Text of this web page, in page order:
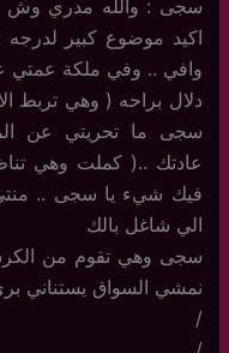
سجى : والله مدري وش
اكيد موضوع كبير
وافي .. وفي ملكة عمتي
دلال براحه ( وهي تربط
سجى ما تحريتي عن
عادتك ..( كملت وهي
فيك شيء يا سجى .. منتي
الي شاغل بالك
سجى وهي تقوم من
نمشي السواق يستناني
/